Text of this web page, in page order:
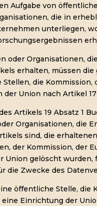
Aufgabe von
die in
unterliegen,
oder Organisationen,
erhalten, müssen
die Kommission,
Union nach Artikel
Artikels 19 Absatz 1
Organisationen, die
sind, die
der Kommission, der
Union gelöscht wurden,
die Zwecke des
öffentliche Stelle, die
Einrichtung der